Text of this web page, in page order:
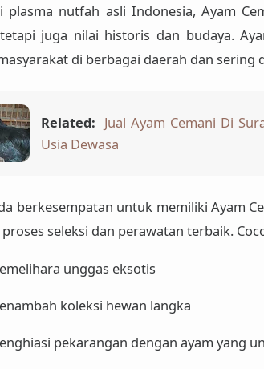
plasma nutfah asli Indonesia, Ayam
juga nilai historis dan budaya.
di berbagai daerah dan sering
Related: Jual Ayam Cemani Di
Usia Dewasa
berkesempatan untuk memiliki Ayam
seleksi dan perawatan terbaik.
unggas eksotis
koleksi hewan langka
pekarangan dengan ayam yang